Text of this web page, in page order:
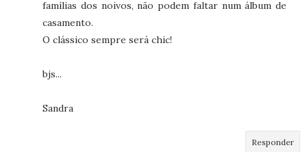
famílias dos noivos, não podem faltar num álbum de
casamento.
O clássico sempre será chic!
bjs...
Sandra
Responder